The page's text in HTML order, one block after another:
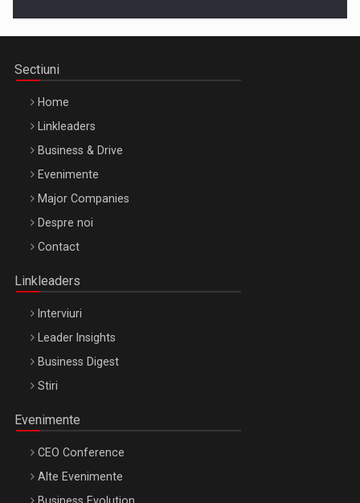
Be Inspired. Make it Happen!, ARTEMIS LETO, ORADEA, 8
Octombrie
Sectiuni
Home
Linkleaders
Business & Drive
Evenimente
Major Companies
Despre noi
Contact
Linkleaders
Interviuri
Leader Insights
Business Digest
Stiri
Evenimente
CEO Conference
Alte Evenimente